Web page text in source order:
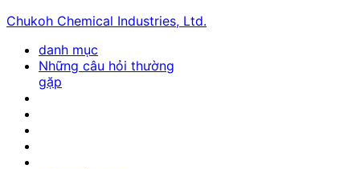
Chukoh Chemical Industries, Ltd.
danh mục
Những câu hỏi thường
gặp